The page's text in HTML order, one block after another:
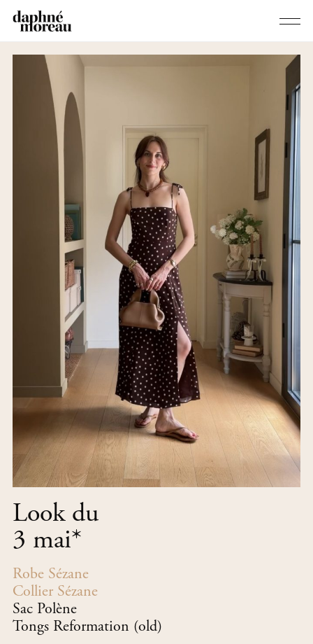
Look du
3 mai*
Robe Sézane
Collier Sézane
Sac Polène
Tongs Reformation (old)